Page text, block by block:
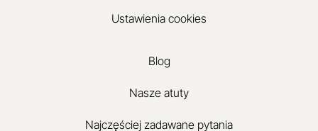
Ustawienia cookies
Blog
Nasze atuty
Najczęściej zadawane pytania